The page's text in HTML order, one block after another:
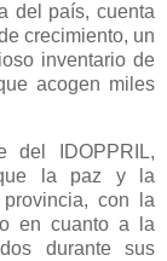
del país, cuenta
crecimiento, un
inventario de
acogen miles
del IDOPPRIL,
que la paz y la
con la
en cuanto a la
durante sus